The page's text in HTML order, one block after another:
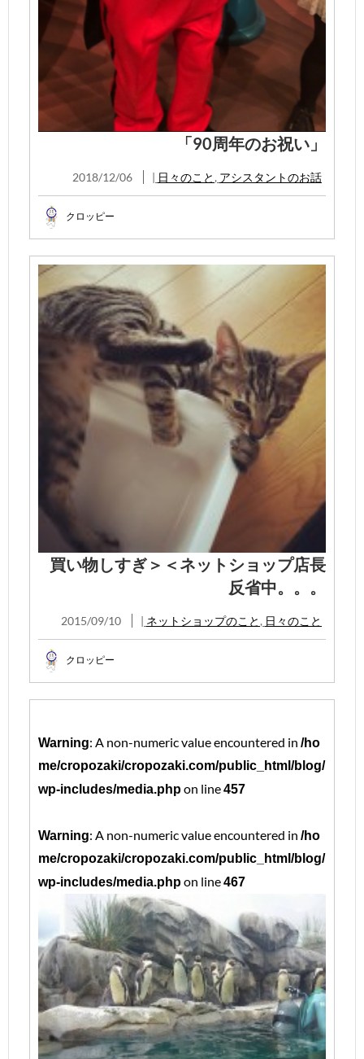
「90周年のお祝い」
2018/12/06 | 日々のこと , アシスタントのお話
クロッピー
買い物しすぎ＞＜ネットショップ店長
反省中。。。
2015/09/10 | ネットショップのこと , 日々のこと
クロッピー
Warning: A non-numeric value encountered in /ho
me/cropozaki/cropozaki.com/public_html/blog/
wp-includes/media.phpon line457
Warning: A non-numeric value encountered in /ho
me/cropozaki/cropozaki.com/public_html/blog/
wp-includes/media.phpon line467